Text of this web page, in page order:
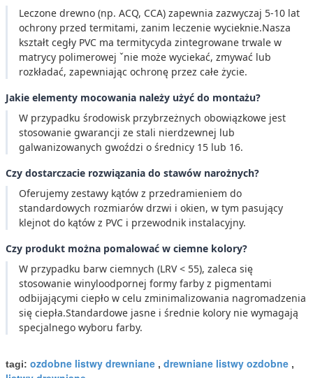
Leczone drewno (np. ACQ, CCA) zapewnia zazwyczaj 5-10 lat
ochrony przed termitami, zanim leczenie wycieknie.Nasza
kształt cegły PVC ma termitycyda zintegrowane trwale w
matrycy polimerowej ˇnie może wyciekać, zmywać lub
rozkładać, zapewniając ochronę przez całe życie.
Jakie elementy mocowania należy użyć do montażu?
W przypadku środowisk przybrzeżnych obowiązkowe jest
stosowanie gwarancji ze stali nierdzewnej lub
galwanizowanych gwoździ o średnicy 15 lub 16.
Czy dostarczacie rozwiązania do stawów narożnych?
Oferujemy zestawy kątów z przedramieniem do
standardowych rozmiarów drzwi i okien, w tym pasujący
klejnot do kątów z PVC i przewodnik instalacyjny.
Czy produkt można pomalować w ciemne kolory?
W przypadku barw ciemnych (LRV < 55), zaleca się
stosowanie winyloodpornej formy farby z pigmentami
odbijającymi ciepło w celu zminimalizowania nagromadzenia
się ciepła.Standardowe jasne i średnie kolory nie wymagają
specjalnego wyboru farby.
tagi: ozdobne listwy drewniane , drewniane listwy ozdobne ,